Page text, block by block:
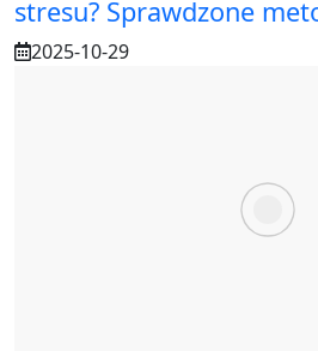
stresu? Sprawdzone
2025-10-29